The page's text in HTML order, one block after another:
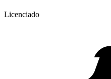
Licenciado